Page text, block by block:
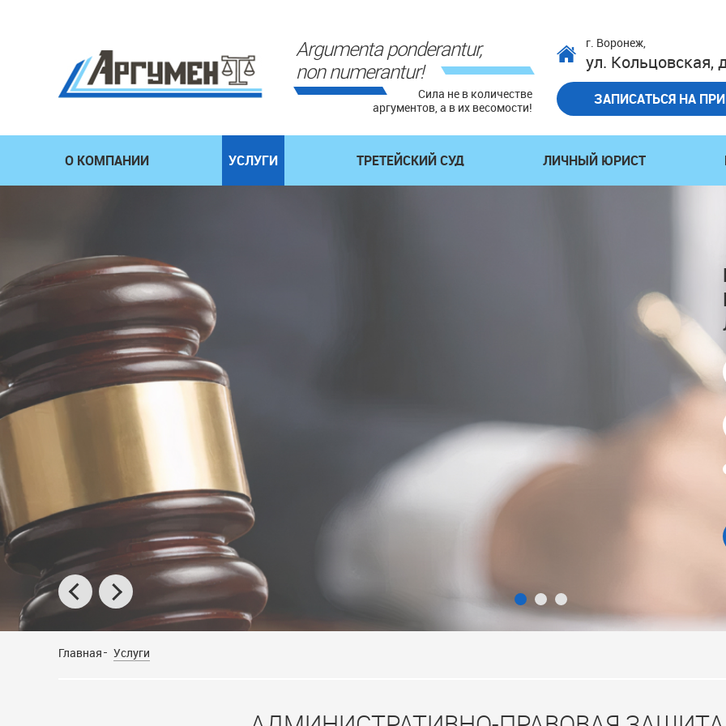
г. Воронеж,
ул. Кольцовская,
ЗАПИСАТЬСЯ НА
Argumenta ponderantur,
non numerantur!
Сила не в количестве
аргументов, а в их весомости!
О КОМПАНИИ УСЛУГИ ТРЕТЕЙСКИЙ СУД ЛИЧНЫЙ ЮРИСТ
Главная Услуги